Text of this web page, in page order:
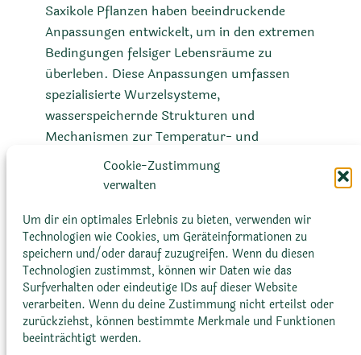
Cookie-Zustimmung
verwalten
Um dir ein optimales Erlebnis zu bieten, verwenden wir
Technologien wie Cookies, um Geräteinformationen zu
speichern und/oder darauf zuzugreifen. Wenn du diesen
Technologien zustimmst, können wir Daten wie das
Surfverhalten oder eindeutige IDs auf dieser Website
verarbeiten. Wenn du deine Zustimmung nicht erteilst oder
zurückziehst, können bestimmte Merkmale und Funktionen
beeinträchtigt werden.
Saxikole Pflanzen haben beeindruckende
Anpassungen entwickelt, um in den extremen
Bedingungen felsiger Lebensräume zu
überleben. Diese Anpassungen umfassen
spezialisierte Wurzelsysteme,
wasserspeichernde Strukturen und
Mechanismen zur Temperatur- und
Nährstoffregulation. Sukkulenten und
Kakteen, die saxikol wachsen, zeigen diese
Beispiele für die Vielfalt und
Widerstandsfähigkeit der Pflanzenwelt.